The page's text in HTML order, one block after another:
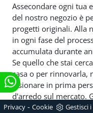
Assecondare ogni tua
del nostro negozio è
progetti originali. Alla
in ogni fase del
accumulata durante
Se quello che stai
casa o per rinnovarla,
visionare in prima
d'arredo sul mercato.
pluriennale
Privacy - Cookie Gestisci